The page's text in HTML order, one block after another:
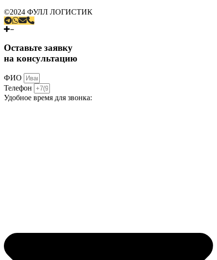
©2024 ФУЛЛ ЛОГИСТИК
Оставьте заявку
на консультацию
ФИО
Телефон
Удобное время для звонка: